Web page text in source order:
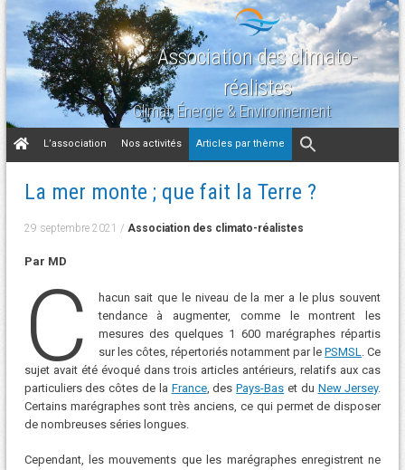
Association des climato-
réalistes
Climat, Énergie & Environnement
Aller
au
L’association Nos activités Articles par thème
La mer monte ; que fait la Terre ?
29 septembre 2021 / Association des climato-réalistes
Par MD
C
hacun sait que le niveau de la mer a le plus souvent
tendance à augmenter, comme le montrent les
mesures des quelques 1 600 marégraphes répartis
sur les côtes, répertoriés notamment par lePSMSL
. Ce
sujet avait été évoqué dans trois articles antérieurs, relatifs aux cas
particuliers des côtes de la France, desPays-Bas et du New Jersey.
Certains marégraphes sont très anciens, ce qui permet de disposer
de nombreuses séries longues.
Cependant, les mouvements que les marégraphes enregistrent ne